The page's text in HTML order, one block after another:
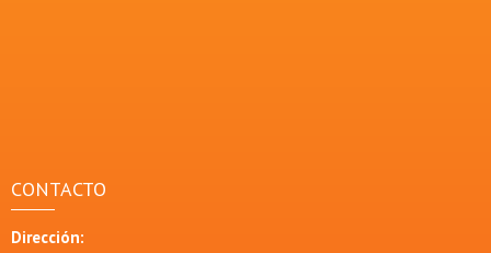
CONTACTO
Dirección: